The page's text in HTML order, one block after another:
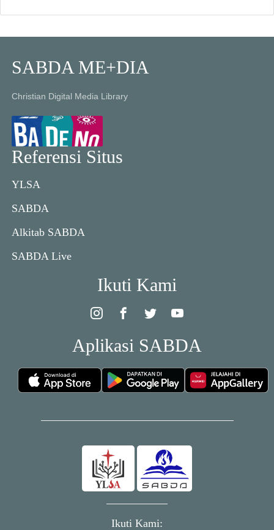
SABDA ME+DIA
Christian Digital Media Library
Referensi Situs
YLSA
SABDA
Alkitab SABDA
SABDA Live
Ikuti Kami
Aplikasi SABDA
Ikuti Kami: